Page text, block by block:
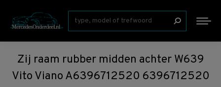
Zoeken:
Zij raam rubber midden achter W639
Vito Viano A6396712520 6396712520